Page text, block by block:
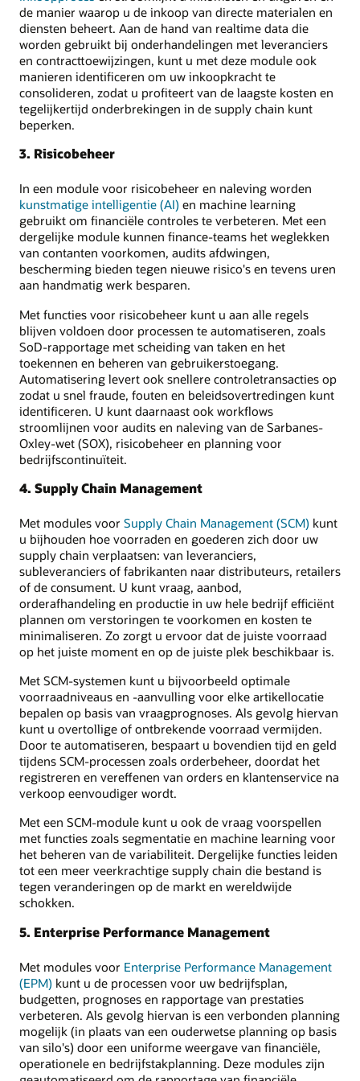
de manier waarop u de inkoop van directe materialen en
diensten beheert. Aan de hand van realtime data die
worden gebruikt bij onderhandelingen met leveranciers
en contracttoewijzingen, kunt u met deze module ook
manieren identificeren om uw inkoopkracht te
consolideren, zodat u profiteert van de laagste kosten en
tegelijkertijd onderbrekingen in de supply chain kunt
beperken.
3. Risicobeheer
In een module voor risicobeheer en naleving worden
kunstmatige intelligentie (AI) en machine learning
gebruikt om financiële controles te verbeteren. Met een
dergelijke module kunnen finance-teams het weglekken
van contanten voorkomen, audits afdwingen,
bescherming bieden tegen nieuwe risico's en tevens uren
aan handmatig werk besparen.
Met functies voor risicobeheer kunt u aan alle regels
blijven voldoen door processen te automatiseren, zoals
SoD-rapportage met scheiding van taken en het
toekennen en beheren van gebruikerstoegang.
Automatisering levert ook snellere controletransacties op
zodat u snel fraude, fouten en beleidsovertredingen kunt
identificeren. U kunt daarnaast ook workflows
stroomlijnen voor audits en naleving van de Sarbanes-
Oxley-wet (SOX), risicobeheer en planning voor
bedrijfscontinuïteit.
4. Supply Chain Management
Met modules voor Supply Chain Management (SCM) kunt
u bijhouden hoe voorraden en goederen zich door uw
supply chain verplaatsen: van leveranciers,
subleveranciers of fabrikanten naar distributeurs, retailers
of de consument. U kunt vraag, aanbod,
orderafhandeling en productie in uw hele bedrijf efficiënt
plannen om verstoringen te voorkomen en kosten te
minimaliseren. Zo zorgt u ervoor dat de juiste voorraad
op het juiste moment en op de juiste plek beschikbaar is.
Met SCM-systemen kunt u bijvoorbeeld optimale
voorraadniveaus en -aanvulling voor elke artikellocatie
bepalen op basis van vraagprognoses. Als gevolg hiervan
kunt u overtollige of ontbrekende voorraad vermijden.
Door te automatiseren, bespaart u bovendien tijd en geld
tijdens SCM-processen zoals orderbeheer, doordat het
registreren en vereffenen van orders en klantenservice na
verkoop eenvoudiger wordt.
Met een SCM-module kunt u ook de vraag voorspellen
met functies zoals segmentatie en machine learning voor
het beheren van de variabiliteit. Dergelijke functies leiden
tot een meer veerkrachtige supply chain die bestand is
tegen veranderingen op de markt en wereldwijde
schokken.
5. Enterprise Performance Management
Met modules voor Enterprise Performance Management
(EPM) kunt u de processen voor uw bedrijfsplan,
budgetten, prognoses en rapportage van prestaties
verbeteren. Als gevolg hiervan is een verbonden planning
mogelijk (in plaats van een ouderwetse planning op basis
van silo's) door een uniforme weergave van financiële,
operationele en bedrijfstakplanning. Deze modules zijn